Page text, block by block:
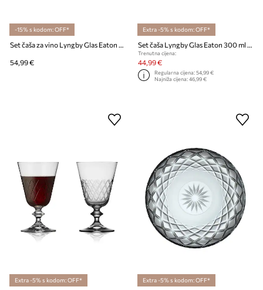
-15% s kodom: OFF*
54,99 €
Extra -5% s kodom: OFF*
Trenutna cijena:
44,99 €
Regularna cijena:54,99 €
Najniža cijena:46,99 €
Extra -5% s kodom: OFF* Extra -5% s kodom: OFF*